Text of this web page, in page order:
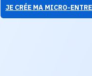
JE CRÉE MA MICRO-